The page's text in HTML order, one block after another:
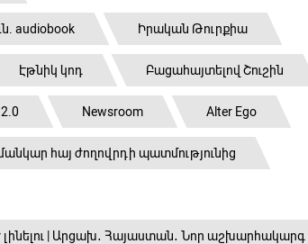
audiobook Իրական Թուրքիա
Էթնիկ կոդ Բացահայտելով Շուշին
Newsroom Alter Ego
հայ ժողովրդի պատմությունից
է լինելու | Արցախ․ Հայաստան․ Նոր աշխարհակարգ